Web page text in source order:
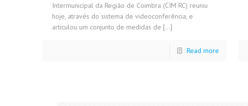
Intermunicipal da Região de Coimbra (CIM RC) reuniu
hoje, através do sistema de videoconferência, e
articulou um conjunto de medidas de […]
Read more